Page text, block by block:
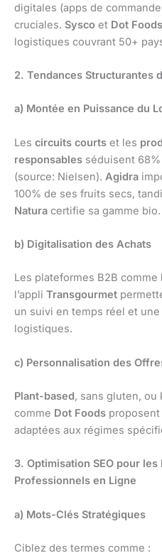
digitales (apps de
cruciales. Sysco et Dot Foods
logistiques couvrant 50+
2. Tendances Structurantes
a) Montée en Puissance du
Les circuits courts et les
responsables séduisent
(source: Nielsen). Agidra
100% de ses fruits secs,
Natura certifie sa gamme bio.
b) Digitalisation des Achats
Les plateformes B2B comme
l’appli Transgourmet
un suivi en temps réel et
logistiques.
c) Personnalisation des
Plant-based, sans gluten, ou
comme Dot Foods
adaptées aux régimes
3. Optimisation SEO pour
Professionnels en Ligne
a) Mots-Clés Stratégiques
Ciblez des termes comme :